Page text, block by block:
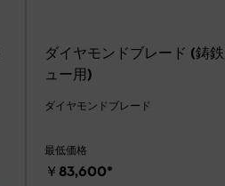
ダイヤモンドブレード (鋳
ュー用)
ダイヤモンドブレード
最低価格
￥83,600*